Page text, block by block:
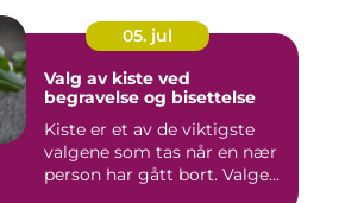
05. jul
Valg av kiste ved
begravelse og bisettelse
Kiste er et av de viktigste
valgene som tas når en nær
person har gått bort. Valge...